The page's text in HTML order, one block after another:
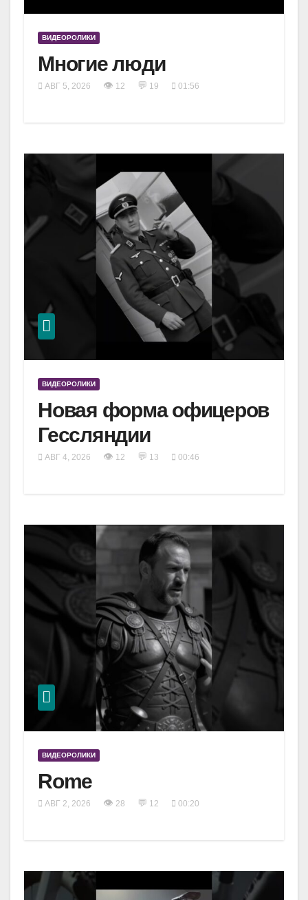
ВИДЕОРОЛИКИ
Многие люди
АВГ 5, 2026 👁 12 💬 19 01:56
ВИДЕОРОЛИКИ
Новая форма офицеров
Гессляндии
АВГ 4, 2026 👁 12 💬 13 00:46
ВИДЕОРОЛИКИ
Rome
АВГ 2, 2026 👁 28 💬 12 00:20